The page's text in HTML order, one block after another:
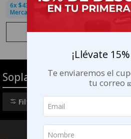
6x $43.832 sin interés con
MercadoPago
Ver detalles
Sopladoras
Filtros
¡Llévate
Te enviaremos el
tu correo